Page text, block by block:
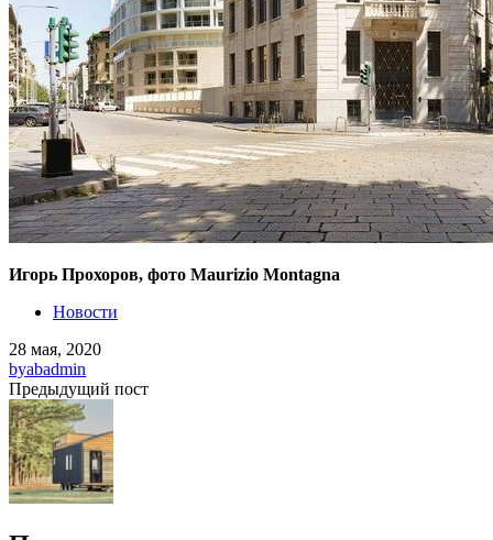
Игорь Прохоров, фото Maurizio Montagna
Новости
28 мая, 2020
byabadmin
Предыдущий пост